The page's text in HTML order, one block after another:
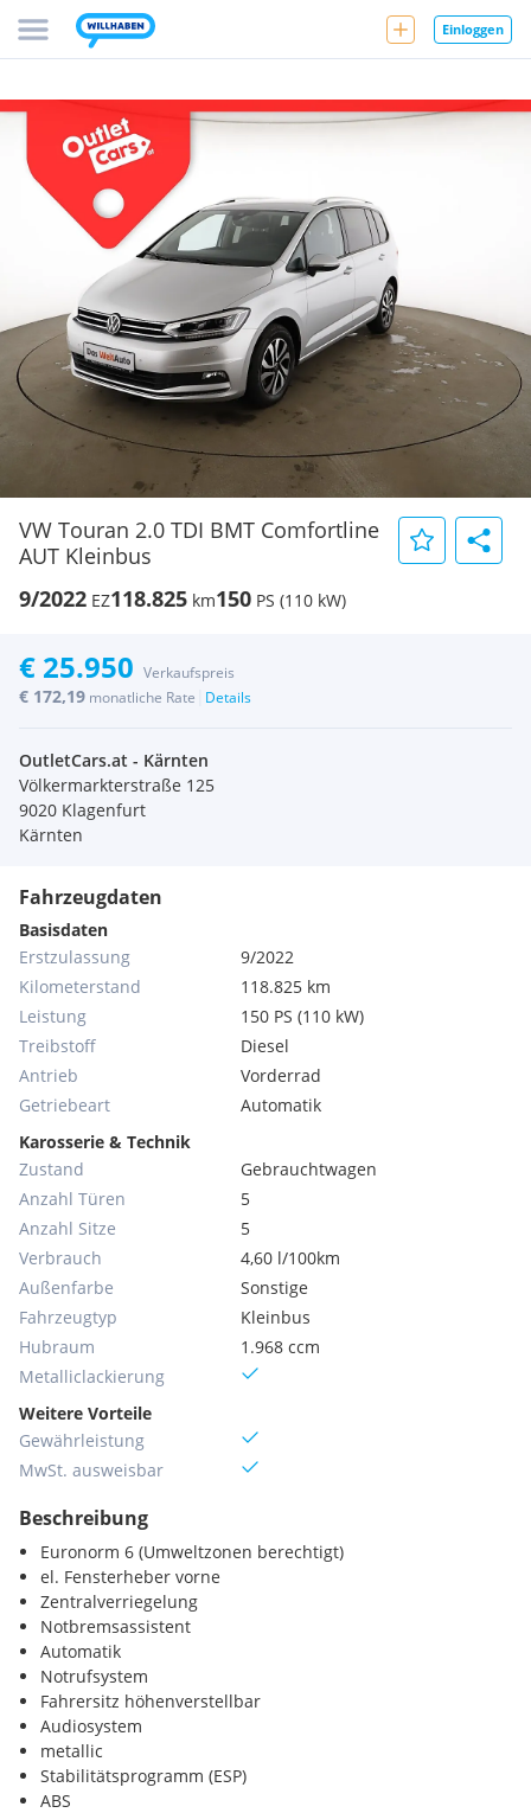
Einloggen
VW Touran 2.0 TDI BMT Comfortline
AUT Kleinbus
9/2022 EZ118.825 km150 PS (110 kW)
€ 25.950 Verkaufspreis
€ 172,19 monatliche Rate Details
OutletCars.at - Kärnten
Völkermarkterstraße 125
9020 Klagenfurt
Kärnten
Fahrzeugdaten
Basisdaten
Erstzulassung
9/2022
Kilometerstand
118.825 km
Leistung
150 PS (110 kW)
Treibstoff
Diesel
Antrieb
Vorderrad
Getriebeart
Automatik
Karosserie & Technik
Zustand
Gebrauchtwagen
Anzahl Türen
5
Anzahl Sitze
5
Verbrauch
4,60 l/100km
Außenfarbe
Sonstige
Fahrzeugtyp
Kleinbus
Hubraum
1.968 ccm
Metallic­lackierung
Weitere Vorteile
Gewährleistung
MwSt. ausweisbar
Beschreibung
Euronorm 6 (Umweltzonen berechtigt)
el. Fensterheber vorne
Zentralverriegelung
Notbremsassistent
Automatik
Notrufsystem
Fahrersitz höhenverstellbar
Audiosystem
metallic
Stabilitätsprogramm (ESP)
ABS